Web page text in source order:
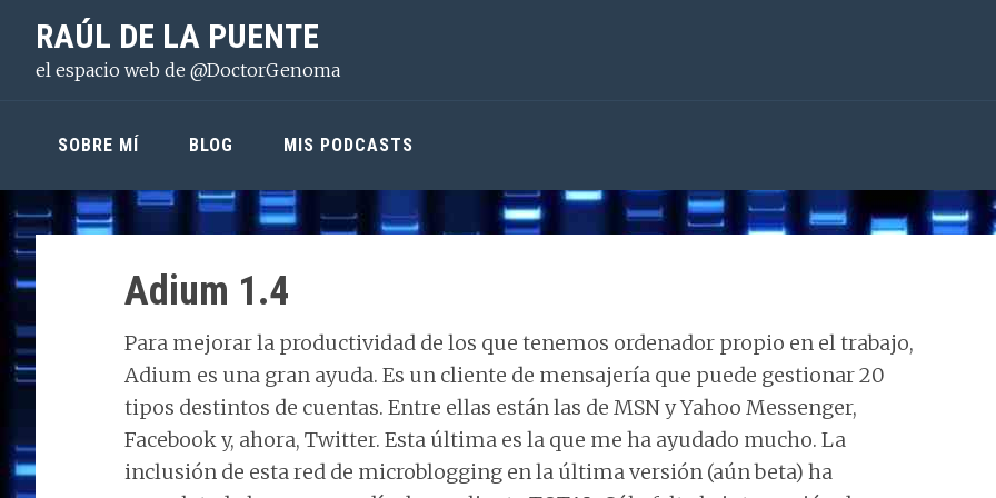
principal
contenido
lateral
RAÚL DE LA PUENTE
el espacio web de @DoctorGenoma
SOBRE MÍ BLOG MIS PODCASTS
Adium 1.4
Para mejorar la productividad de los que tenemos ordenador propio en el trabajo,
Adium es una gran ayuda. Es un cliente de mensajería que puede gestionar 20
tipos destintos de cuentas. Entre ellas están las de MSN y Yahoo Messenger,
Facebook y, ahora, Twitter. Esta última es la que me ha ayudado mucho. La
inclusión de esta red de microblogging en la última versión (aún beta) ha